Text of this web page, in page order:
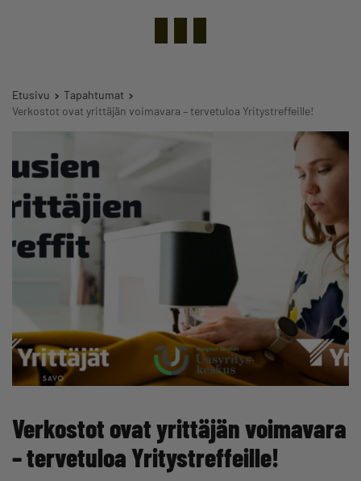
Etusivu
Tapahtumat
Verkostot ovat yrittäjän voimavara – tervetuloa Yritystreffeille!
Verkostot ovat yrittäjän voimavara
– tervetuloa Yritystreffeille!